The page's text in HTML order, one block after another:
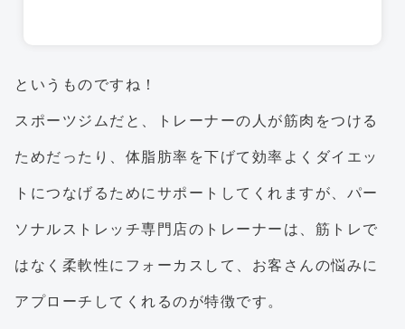
というものですね！
スポーツジムだと、トレーナーの人が筋肉をつける
ためだったり、体脂肪率を下げて効率よくダイエッ
トにつなげるためにサポートしてくれますが、パー
ソナルストレッチ専門店のトレーナーは、筋トレで
はなく柔軟性にフォーカスして、お客さんの悩みに
アプローチしてくれるのが特徴です。